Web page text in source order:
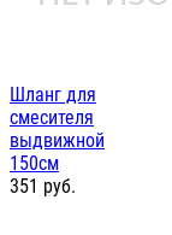
Шланг для
смесителя
выдвижной
150см
351 руб.